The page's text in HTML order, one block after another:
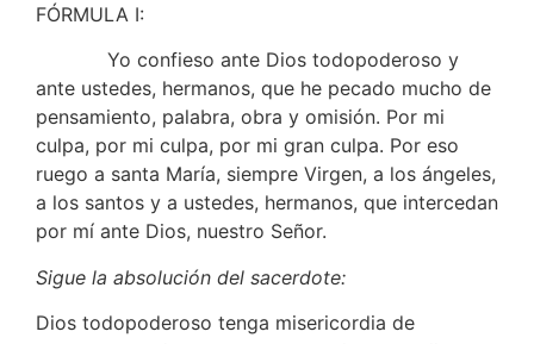
FÓRMULA I:
Yo confieso ante Dios todopoderoso y
ante ustedes, hermanos, que he pecado mucho de
pensamiento, palabra, obra y omisión. Por mi
culpa, por mi culpa, por mi gran culpa. Por eso
ruego a santa María, siempre Virgen, a los ángeles,
a los santos y a ustedes, hermanos, que intercedan
por mí ante Dios, nuestro Señor.
Sigue la absolución del sacerdote:
Dios todopoderoso tenga misericordia de